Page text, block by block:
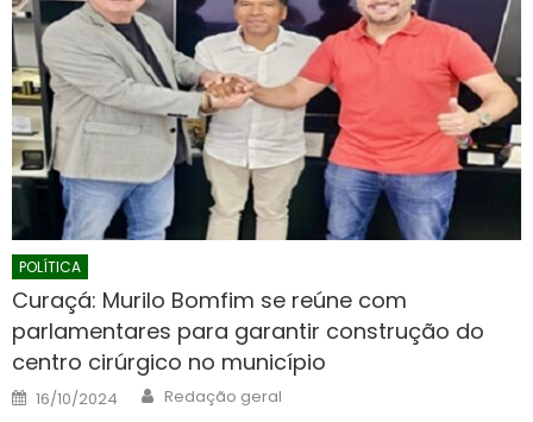
POLÍTICA
Curaçá: Murilo Bomfim se reúne com
parlamentares para garantir construção do
centro cirúrgico no município
Posted
on
16/10/2024 Author
Redação geral